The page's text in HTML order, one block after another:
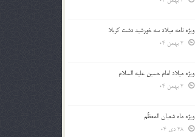
ویژه نامه میلاد سه خورشید دشت کربلا
ویژه میلاد امام حسین علیه السلام
ویژه ماه شعبان المعظّم